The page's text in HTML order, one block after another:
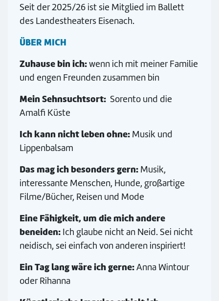
Seit der 2025/26 ist sie Mitglied im Ballett
des Landestheaters Eisenach.
ÜBER MICH
Zuhause bin ich:wenn ich mit meiner Familie
und engen Freunden zusammen bin
Mein Sehnsuchtsort: Sorento und die
Amalfi Küste
Ich kann nicht leben ohne: Musik und
Lippenbalsam
Das mag ich besonders gern: Musik,
interessante Menschen, Hunde, großartige
Filme/Bücher, Reisen und Mode
Eine Fähigkeit, um die mich andere
beneiden: Ich glaube nicht an Neid. Sei nicht
neidisch, sei einfach von anderen inspiriert!
Ein Tag lang wäre ich gerne:Anna Wintour
oder Rihanna